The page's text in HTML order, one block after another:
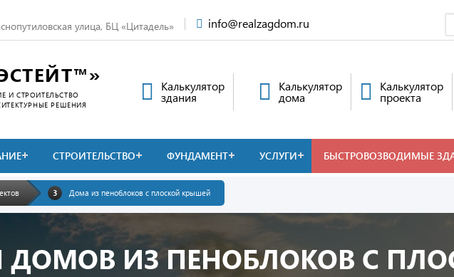
улица, БЦ «Цитадель» info@realzagdom.ru
И СТРОИТЕЛЬСТВО
РЕШЕНИЯ
Калькулятор
проекта
Калькулятор
дома
Калькулятор
здания
СТРОИТЕЛЬСТВО ФУНДАМЕНТ УСЛУГИ БЫСТРОВОЗВОДИМЫЕ
Дома из пеноблоков с плоской крышей
ДОМОВ ИЗ ПЕНОБЛОКОВ С